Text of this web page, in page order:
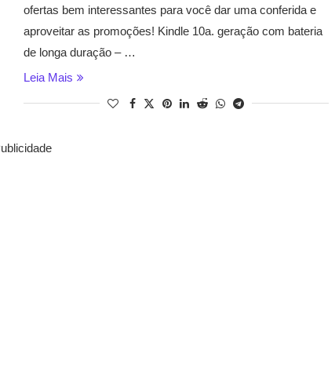
ofertas bem interessantes para você dar uma conferida e
aproveitar as promoções! Kindle 10a. geração com bateria
de longa duração – …
Leia Mais